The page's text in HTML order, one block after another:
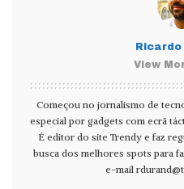
Ricardo
View
Começou no jornalismo de
especial por gadgets com ecrã
É editor do site Trendy e faz
busca dos melhores spots para
e-mail